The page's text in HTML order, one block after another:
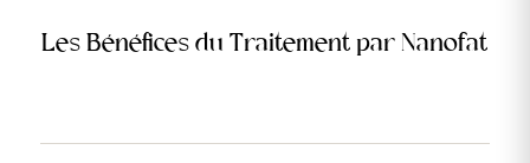
Les Bénéfices du Traitement par Nanofat